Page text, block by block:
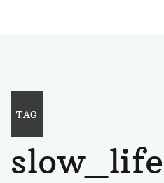
TAG
slow_life